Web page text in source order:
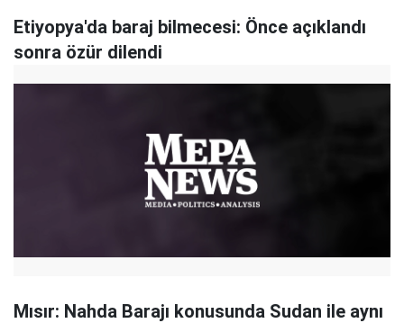
Etiyopya'da baraj bilmecesi: Önce açıklandı
sonra özür dilendi
Mısır: Nahda Barajı konusunda Sudan ile aynı